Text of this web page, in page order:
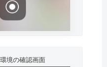
境の確認画面